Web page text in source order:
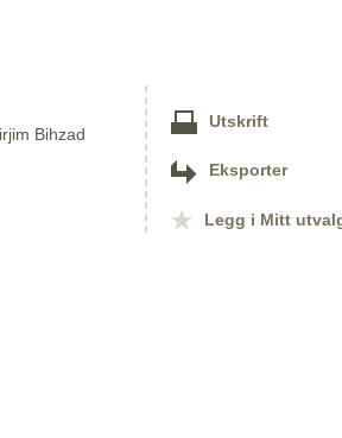
Bihzad
Utskrift
Eksporter
Legg i Mitt